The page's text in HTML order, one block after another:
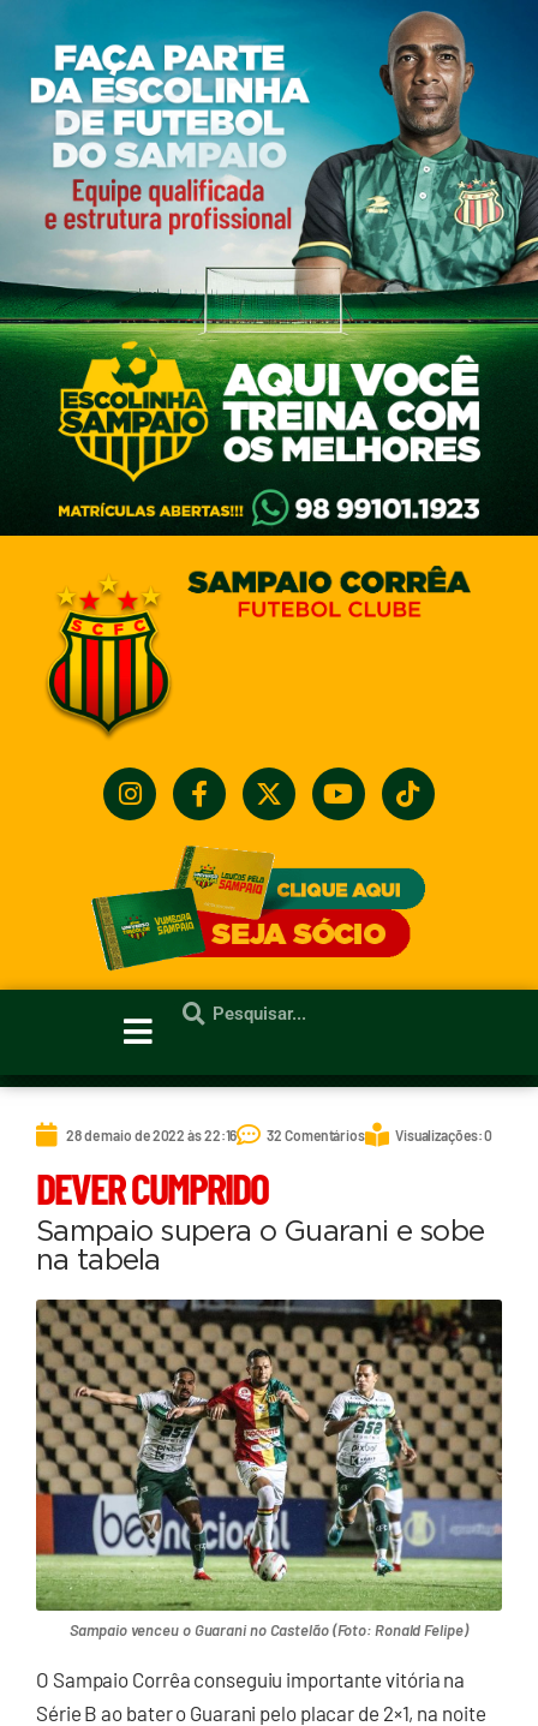
28 de maio de 2022 às 22:16 32 Comentários Visualizações: 0
DEVER CUMPRIDO
Sampaio supera o Guarani e sobe
na tabela
Sampaio venceu o Guarani no Castelão (Foto: Ronald Felipe)
O Sampaio Corrêa conseguiu importante vitória na
Série B ao bater o Guarani pelo placar de 2×1, na noite